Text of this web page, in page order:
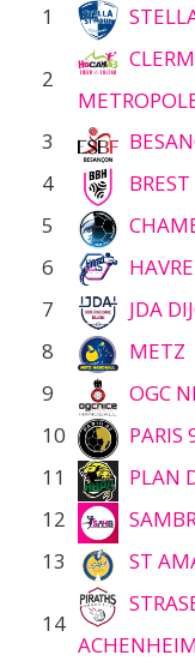
1
2
3
4
5
6
7
JDA
8
METZ
9
OGC
10
PARIS
11
PLAN
12
13
ST
14